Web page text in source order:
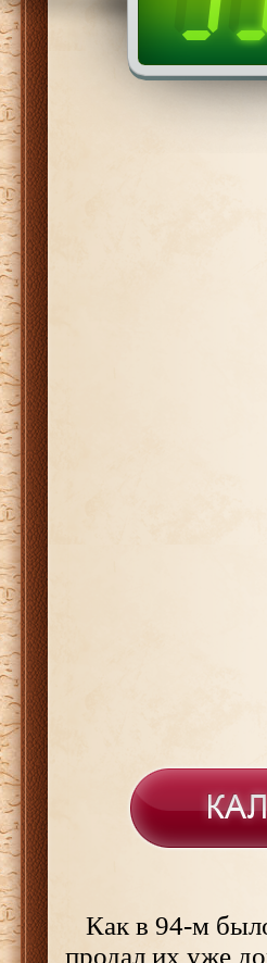
Как в 94-м
продал их уже